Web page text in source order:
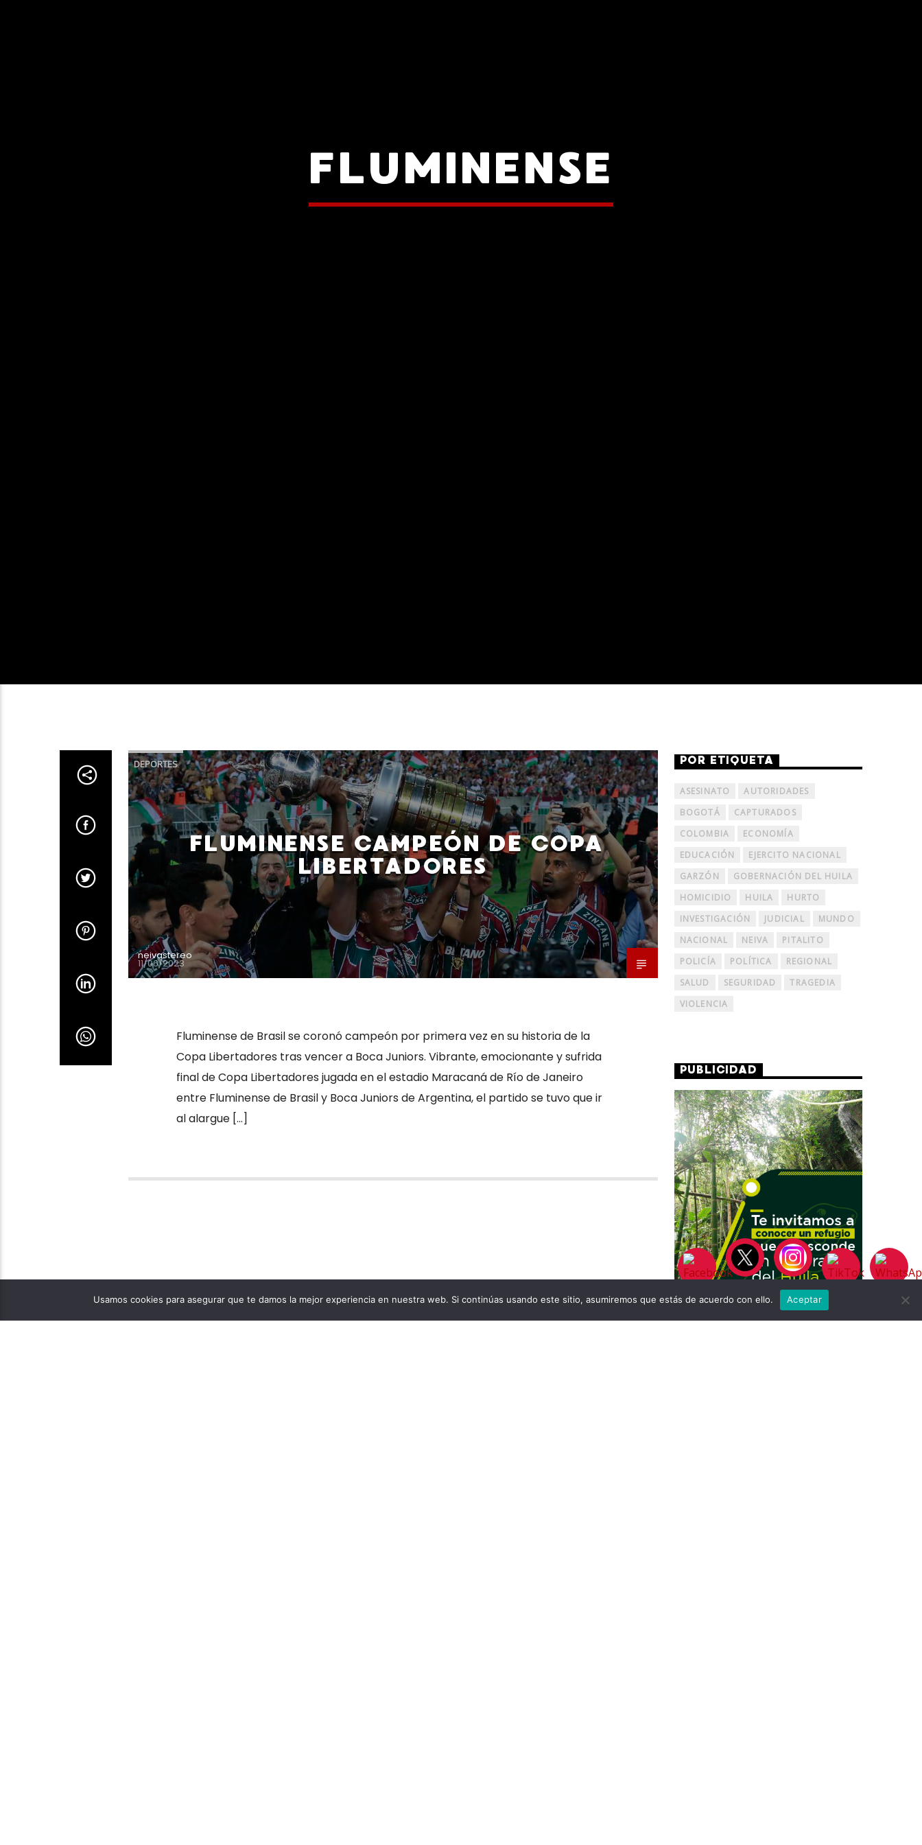
FLUMINENSE
DEPORTES
FLUMINENSE CAMPEÓN DE COPA
LIBERTADORES
neivastereo
11/06/2023
Fluminense de Brasil se coronó campeón por primera vez en su historia de la
Copa Libertadores tras vencer a Boca Juniors. Vibrante, emocionante y sufrida
final de Copa Libertadores jugada en el estadio Maracaná de Río de Janeiro
entre Fluminense de Brasil y Boca Juniors de Argentina, el partido se tuvo que ir
al alargue […]
POR ETIQUETA
ASESINATO
AUTORIDADES
BOGOTÁ
CAPTURADOS
COLOMBIA
ECONOMÍA
EDUCACIÓN
EJERCITO NACIONAL
GARZÓN
GOBERNACIÓN DEL HUILA
HOMICIDIO
HUILA
HURTO
INVESTIGACIÓN
JUDICIAL
MUNDO
NACIONAL
NEIVA
PITALITO
POLICÍA
POLÍTICA
REGIONAL
SALUD
SEGURIDAD
TRAGEDIA
VIOLENCIA
PUBLICIDAD
Usamos cookies para asegurar que te damos la mejor experiencia en nuestra web. Si continúas usando este sitio, asumiremos que estás de acuerdo con ello. Aceptar